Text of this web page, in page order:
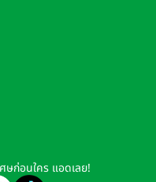
เพิ่มขึ้น 3.3% YoY และ
ปริมาณการจำหน่ายก๊าซ
2.9% YoY และ 1.5%
ลุ่มก๊าซ LPG ภาคครัว
เป็น 26 ล้านกิโลกรัม
คิดเป็นสัดส่วน 46.9%
ษก่อนใคร แอดเลย!